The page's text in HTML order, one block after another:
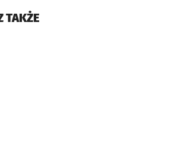
TAKŻE